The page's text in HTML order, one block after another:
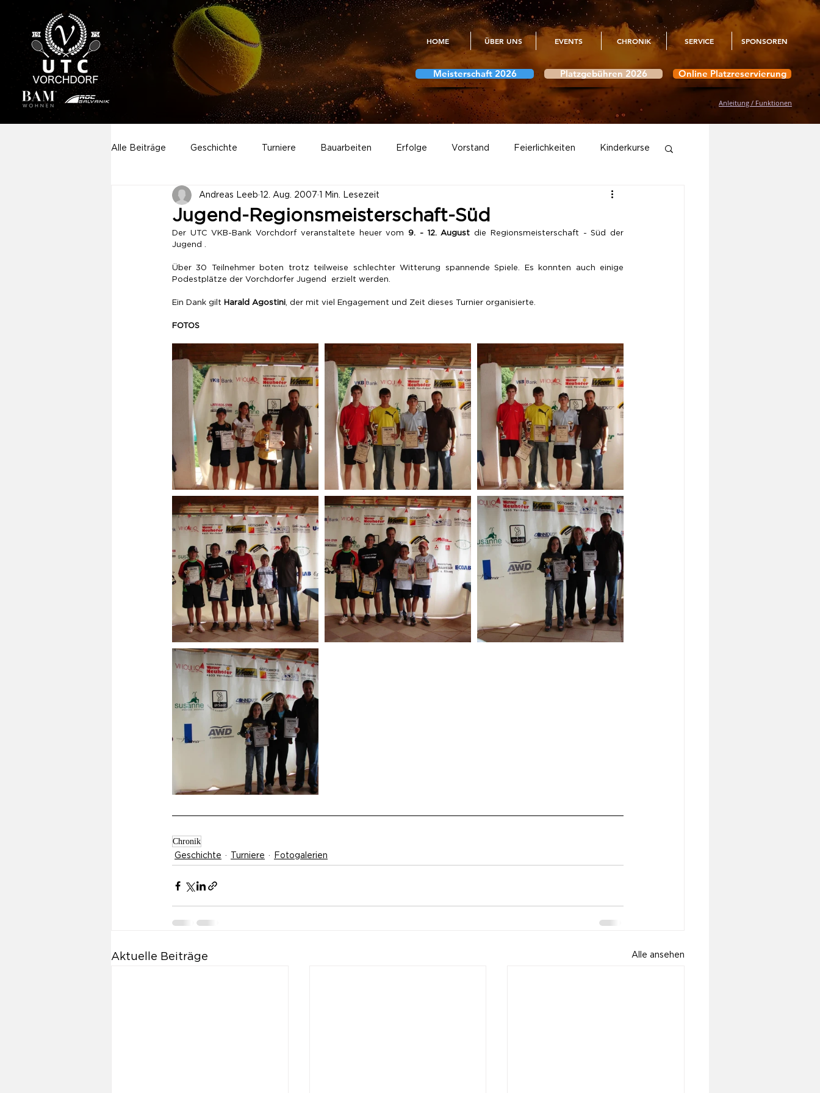
HOME ÜBER UNS EVENTS CHRONIK SERVICE SPONSOREN
Meisterschaft 2026 Platzgebühren 2026 Online Platzreservierung
Anleitung / Funktionen
Alle Beiträge Geschichte Turniere Bauarbeiten Erfolge Vorstand Feierlichkeiten Kinderkurse
Aktivitäten Sponsoring Meisterschaft Vereinsmeisterschaften
Neuigkeiten
Jugend-Regionsmeisterschaft-Süd
Andreas Leeb 12. Aug. 2007 1 Min. Lesezeit
Der UTC VKB-Bank Vorchdorf veranstaltete heuer vom 9. - 12. August die Regionsmeisterschaft - Süd der
Jugend .
Über 30 Teilnehmer boten trotz teilweise schlechter Witterung spannende Spiele. Es konnten auch einige
Podestplätze der Vorchdorfer Jugend  erzielt werden.
Ein Dank gilt Harald Agostini, der mit viel Engagement und Zeit dieses Turnier organisierte.
FOTOS
Chronik
Geschichte Turniere Fotogalerien
Aktuelle Beiträge Alle ansehen